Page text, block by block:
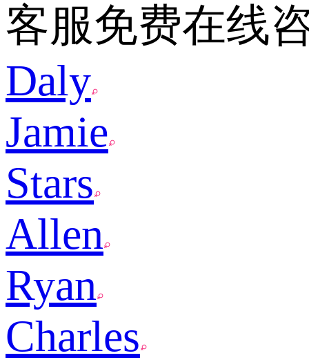
客服免费在线
Daly
Jamie
Stars
Allen
Ryan
Charles